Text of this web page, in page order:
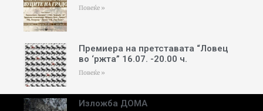
Повеќе »
Премиера на претставата “Ловец
во ‘ржта” 16.07. -20.00 ч.
Повеќе »
Изложба ДОМА